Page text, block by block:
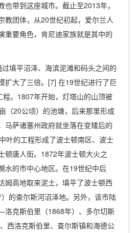
带到这座城市。截止至2013年，
教团体，从20世纪初起，爱尔兰人
重要角色，肯尼迪家族就是其中的
填平沼泽、海滨泥滩和码头之间的
扩大了三倍。[7] 在19世纪进行了巨
程。1807年开始，灯塔山的山顶被
（20公顷）的池塘，后来那里形成
马萨诸塞州政府就坐落在变矮后的
叶的工程形成了波士顿南区、波士
顿唐人街。1872年波士顿大火之
水的市中心地区。在19世纪中后
姆高地取来泥土，填平了波士顿西
的查尔斯河沼泽地。另外，该市陆
克斯伯里（1868年）、多尔切斯
西洛克斯伯里、查尔斯镇和海德公